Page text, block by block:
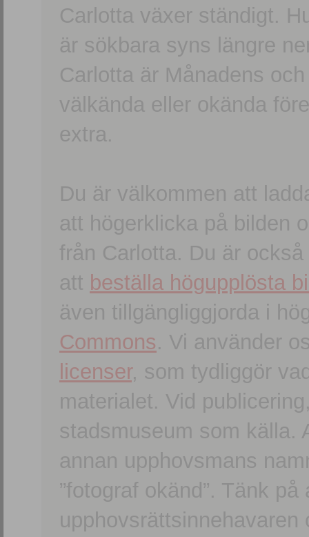
Carlotta växer ständigt.
är sökbara syns längre
Carlotta är Månadens
välkända eller okända
extra.
Du är välkommen att
att högerklicka på bilden
från Carlotta. Du är
att beställa högupplösta
även tillgängliggjorda i
Commons. Vi använder
licenser, som tydliggör
materialet. Vid
stadsmuseum som källa.
annan upphovsmans
”fotograf okänd”. Tänk